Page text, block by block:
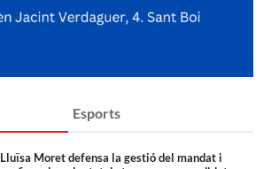
Esports
Lluïsa Moret defensa la gestió del mandat i